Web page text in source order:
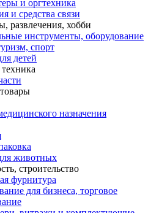
и оргтехника
и средства связи
развлечения, хобби
инструменты, оборудование
спорт
детей
назначения
животных
строительство
фурнитура
для бизнеса, торговое